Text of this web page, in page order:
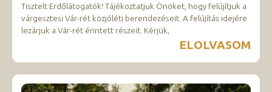
Tisztelt Erdőlátogatók! Tájékoztatjuk Önöket, hogy felújítjuk a
várgesztesi Vár-rét közjóléti berendezéseit. A felújítás idejére
lezárjuk a Vár-rét érintett részeit. Kérjük,
ELOLVASOM